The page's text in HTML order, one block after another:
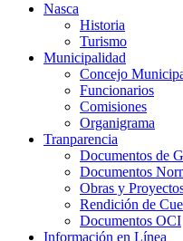
Nasca
Historia
Turismo
Municipalidad
Concejo
Funcionarios
Comisiones
Organigrama
Tranparencia
Documentos de
Documentos
Obras y
Rendición de
Documentos OCI
Información en Línea